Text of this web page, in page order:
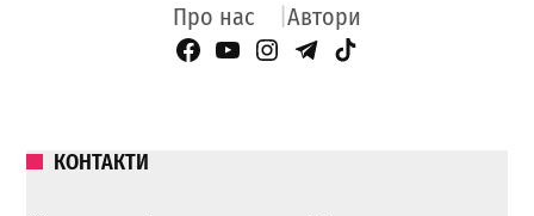
Про нас Автори
Facebook Page
YouTube
Instagram
Telegram
TikTok
КОНТАКТИ